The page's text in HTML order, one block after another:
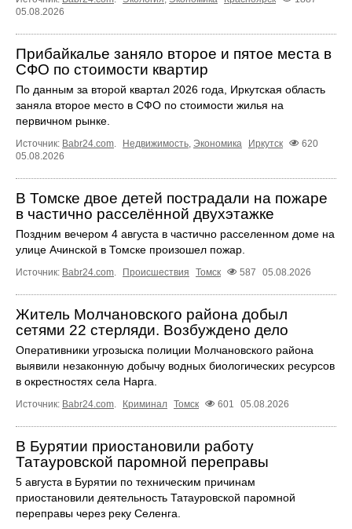
05.08.2026
Прибайкалье заняло второе и пятое места в
СФО по стоимости квартир
По данным за второй квартал 2026 года, Иркутская область
заняла второе место в СФО по стоимости жилья на
первичном рынке.
Источник: Babr24.com. Недвижимость, Экономика Иркутск
620
05.08.2026
В Томске двое детей пострадали на пожаре
в частично расселённой двухэтажке
Поздним вечером 4 августа в частично расселенном доме на
улице Ачинской в Томске произошел пожар.
Источник: Babr24.com. Происшествия Томск 587 05.08.2026
Житель Молчановского района добыл
сетями 22 стерляди. Возбуждено дело
Оперативники угрозыска полиции Молчановского района
выявили незаконную добычу водных биологических ресурсов
в окрестностях села Нарга.
Источник: Babr24.com. Криминал Томск 601 05.08.2026
В Бурятии приостановили работу
Татауровской паромной переправы
5 августа в Бурятии по техническим причинам
приостановили деятельность Татауровской паромной
переправы через реку Селенга.